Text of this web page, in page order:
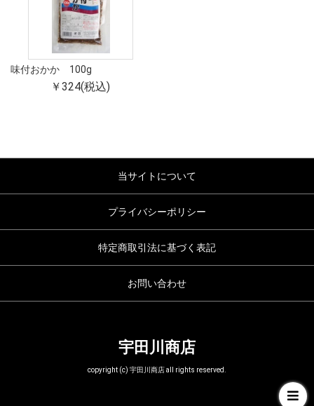
味付おかか 100g
￥324(税込)
当サイトについて
プライバシーポリシー
特定商取引法に基づく表記
お問い合わせ
宇田川商店
copyright (c) 宇田川商店 all rights reserved.